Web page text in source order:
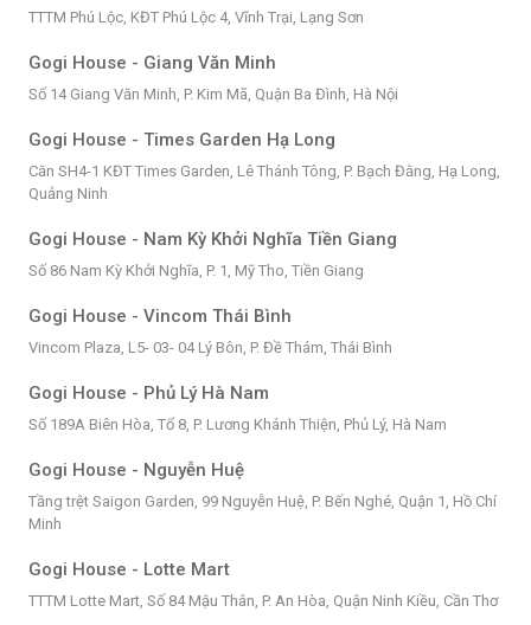
TTTM Phú Lộc, KĐT Phú Lộc 4, Vĩnh Trại, Lạng Sơn
Gogi House - Giang Văn Minh
Số 14 Giang Văn Minh, P. Kim Mã, Quận Ba Đình, Hà Nội
Gogi House - Times Garden Hạ Long
Căn SH4-1 KĐT Times Garden, Lê Thánh Tông, P. Bạch Đằng, Hạ Long,
Quảng Ninh
Gogi House - Nam Kỳ Khởi Nghĩa Tiền Giang
Số 86 Nam Kỳ Khởi Nghĩa, P. 1, Mỹ Tho, Tiền Giang
Gogi House - Vincom Thái Bình
Vincom Plaza, L5- 03- 04 Lý Bôn, P. Đề Thám, Thái Bình
Gogi House - Phủ Lý Hà Nam
Số 189A Biên Hòa, Tổ 8, P. Lương Khánh Thiện, Phủ Lý, Hà Nam
Gogi House - Nguyễn Huệ
Tầng trệt Saigon Garden, 99 Nguyễn Huệ, P. Bến Nghé, Quận 1, Hồ Chí
Minh
Gogi House - Lotte Mart
TTTM Lotte Mart, Số 84 Mậu Thân, P. An Hòa, Quận Ninh Kiều, Cần Thơ